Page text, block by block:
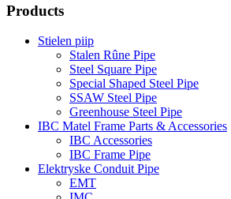
Products
Stielen piip
Stalen Rûne Pipe
Steel Square Pipe
Special Shaped Steel Pipe
SSAW Steel Pipe
Greenhouse Steel Pipe
IBC Matel Frame Parts & Accessories
IBC Accessories
IBC Frame Pipe
Elektryske Conduit Pipe
EMT